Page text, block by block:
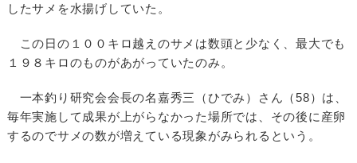
したサメを水揚げしていた。
この日の１００キロ越えのサメは数頭と少なく、最大でも
１９８キロのものがあがっていたのみ。
一本釣り研究会会長の名嘉秀三（ひでみ）さん（58）は、
毎年実施して成果が上がらなかった場所では、その後に産卵
するのでサメの数が増えている現象がみられるという。